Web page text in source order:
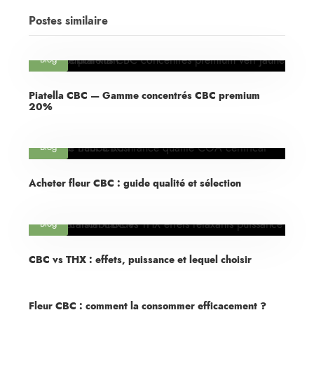
Postes similaire
Blog
Piatella CBC — Gamme concentrés CBC premium
20%
Blog
Acheter fleur CBC : guide qualité et sélection
Blog
CBC vs THX : effets, puissance et lequel choisir
Fleur CBC : comment la consommer efficacement ?